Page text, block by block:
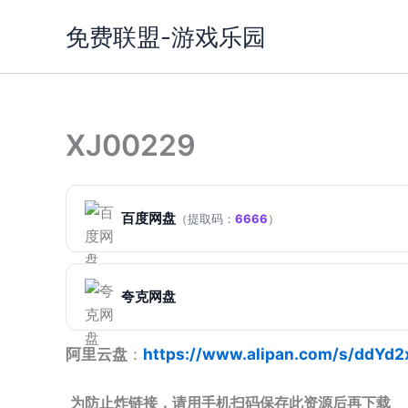
免费联盟-游戏乐园
XJ00229
百度网盘 （提取码： 6666）
夸克网盘
阿里云盘 ： https://www.alipan.com/s/
为防止炸链接，请用手机扫码保存此资源后再下载